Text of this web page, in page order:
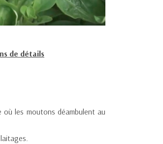
de détails
où les moutons déambulent au